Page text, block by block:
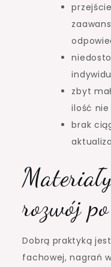
zbyt
ilość
brak
rozwój
Dobrą praktyką
fachowej, nagrań